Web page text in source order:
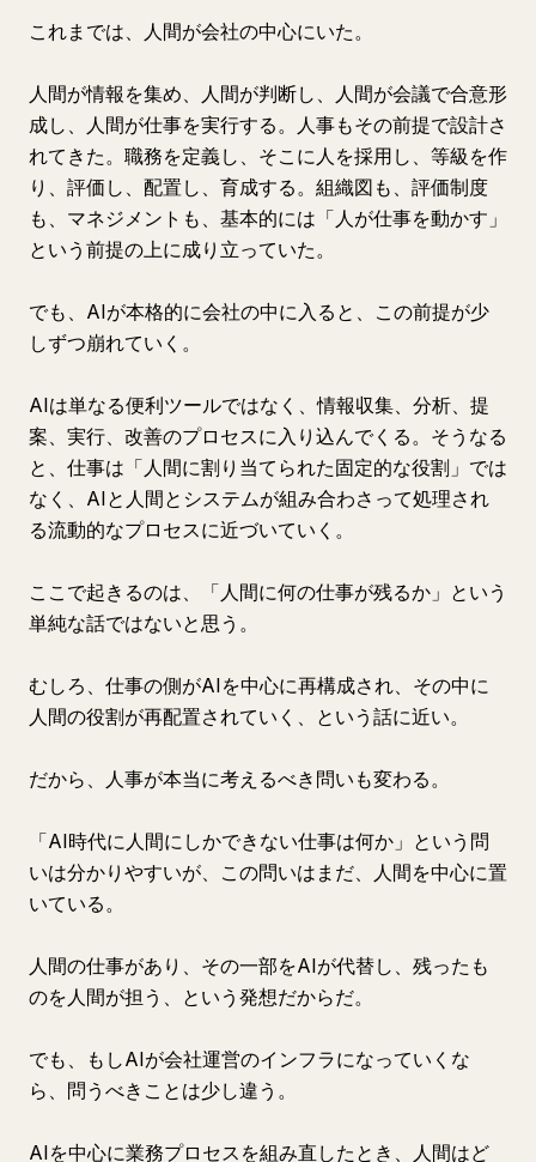
これまでは、人間が会社の中心にいた。
人間が情報を集め、人間が判断し、人間が会議で合意形
成し、人間が仕事を実行する。人事もその前提で設計さ
れてきた。職務を定義し、そこに人を採用し、等級を作
り、評価し、配置し、育成する。組織図も、評価制度
も、マネジメントも、基本的には「人が仕事を動かす」
という前提の上に成り立っていた。
でも、AIが本格的に会社の中に入ると、この前提が少
しずつ崩れていく。
AIは単なる便利ツールではなく、情報収集、分析、提
案、実行、改善のプロセスに入り込んでくる。そうなる
と、仕事は「人間に割り当てられた固定的な役割」では
なく、AIと人間とシステムが組み合わさって処理され
る流動的なプロセスに近づいていく。
ここで起きるのは、「人間に何の仕事が残るか」という
単純な話ではないと思う。
むしろ、仕事の側がAIを中心に再構成され、その中に
人間の役割が再配置されていく、という話に近い。
だから、人事が本当に考えるべき問いも変わる。
「AI時代に人間にしかできない仕事は何か」という問
いは分かりやすいが、この問いはまだ、人間を中心に置
いている。
人間の仕事があり、その一部をAIが代替し、残ったも
のを人間が担う、という発想だからだ。
でも、もしAIが会社運営のインフラになっていくな
ら、問うべきことは少し違う。
AIを中心に業務プロセスを組み直したとき、人間はど